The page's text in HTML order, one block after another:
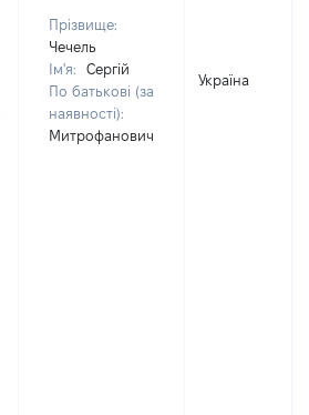
Прізвище:
Чечель
Ім'я:
Сергій
По батькові (за
наявності):
Митрофанович
Україна